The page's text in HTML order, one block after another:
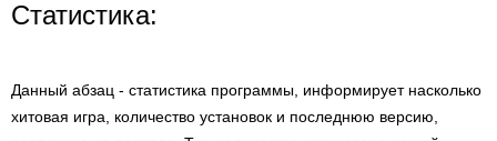
Статистика:
Данный абзац - статистика программы, информирует насколько
хитовая игра, количество установок и последнюю версию,